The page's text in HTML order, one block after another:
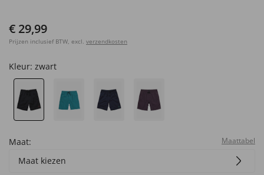
€ 29,99
Prijzen inclusief BTW, excl. verzendkosten
Kleur: zwart
Maat: Maattabel
Maat kiezen